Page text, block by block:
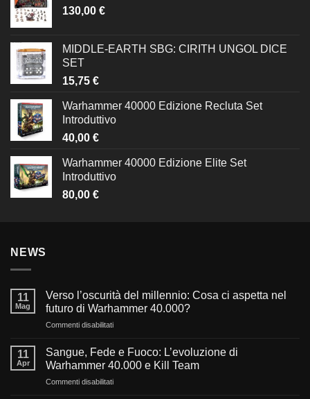
130,00 €
MIDDLE-EARTH SBG: CIRITH UNGOL DICE
SET
15,75 €
Warhammer 40000 Edizione Recluta Set
Introduttivo
40,00 €
Warhammer 40000 Edizione Elite Set
Introduttivo
80,00 €
NEWS
11
Mag
Verso l’oscurità del millennio: Cosa ci aspetta nel
futuro di Warhammer 40.000?
Commenti disabilitatisu
l’oscurità
del
millennio:
Cosa
11
Apr
Sangue, Fede e Fuoco: L’evoluzione di
Warhammer 40.000 e Kill Team
Commenti disabilitatisu